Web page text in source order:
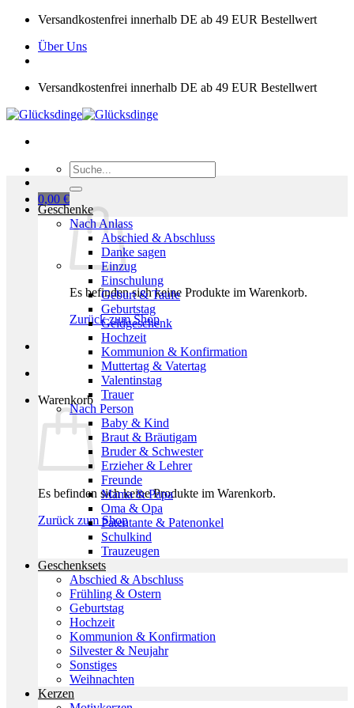
Zum
springen
Versandkostenfrei innerhalb DE ab 49 EUR Bestellwert
Über Uns
Versandkostenfrei innerhalb DE ab 49 EUR Bestellwert
Suchen
nach:
0,00 €
Es befinden sich keine Produkte im Warenkorb.
Zurück zum Shop
Warenkorb
Es befinden sich keine Produkte im Warenkorb.
Zurück zum Shop
Geschenke
Nach Anlass
Abschied & Abschluss
Danke sagen
Einzug
Einschulung
Geburt & Taufe
Geburtstag
Geldgeschenk
Hochzeit
Kommunion & Konfirmation
Muttertag & Vatertag
Valentinstag
Trauer
Nach Person
Baby & Kind
Braut & Bräutigam
Bruder & Schwester
Erzieher & Lehrer
Freunde
Mama & Papa
Oma & Opa
Patentante & Patenonkel
Schulkind
Trauzeugen
Geschenksets
Abschied & Abschluss
Frühling & Ostern
Geburtstag
Hochzeit
Kommunion & Konfirmation
Silvester & Neujahr
Sonstiges
Weihnachten
Kerzen